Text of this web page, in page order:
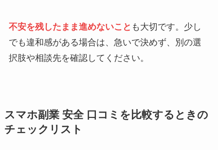
不安を残したまま進めないこと も大切です。少し
でも違和感がある場合は、急いで決めず、別の選
択肢や相談先を確認してください。
スマホ副業 安全 口コミを比較するときの
チェックリスト